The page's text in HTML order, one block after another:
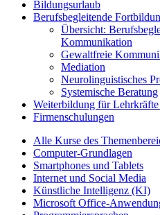
Bildungsurlaub
Berufsbegleitende
Übersicht:
Kommunikation
Gewaltfreie
Mediation
Neurolinguistisches
Systemische Beratung
Weiterbildung für
Firmenschulungen
Alle Kurse des
Computer-Grundlagen
Smartphones und Tablets
Internet und Social Media
Künstliche Intelligenz (KI)
Microsoft Office-